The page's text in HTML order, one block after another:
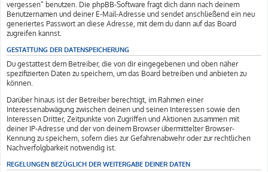
vergessen“ benutzen. Die phpBB-Software fragt dich dann nach deinem
Benutzernamen und deiner E-Mail-Adresse und sendet anschließend ein neu
generiertes Passwort an diese Adresse, mit dem du dann auf das Board
zugreifen kannst.
GESTATTUNG DER DATENSPEICHERUNG
Du gestattest dem Betreiber, die von dir eingegebenen und oben näher
spezifizierten Daten zu speichern, um das Board betreiben und anbieten zu
können.
Darüber hinaus ist der Betreiber berechtigt, im Rahmen einer
Interessenabwägung zwischen deinen und seinen Interessen sowie den
Interessen Dritter, Zeitpunkte von Zugriffen und Aktionen zusammen mit
deiner IP-Adresse und der von deinem Browser übermittelter Browser-
Kennung zu speichern, sofern dies zur Gefahrenabwehr oder zur rechtlichen
Nachverfolgbarkeit notwendig ist.
REGELUNGEN BEZÜGLICH DER WEITERGABE DEINER DATEN